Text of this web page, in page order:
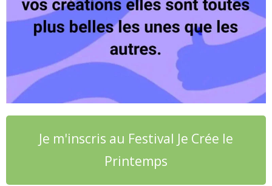
Je m'inscris au Festival Je Crée le
Printemps